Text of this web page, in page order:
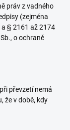
práv z vadného
(zejména
§ 2161 až 2174
o ochraně
převzetí nemá
že v době, kdy